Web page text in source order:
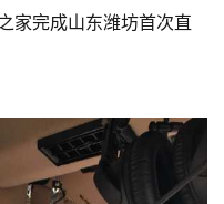
家完成山东潍坊首次直